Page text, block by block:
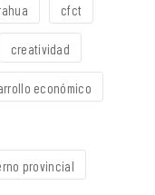
cfct
creatividad
económico
provincial